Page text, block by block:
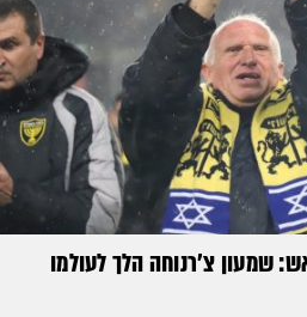
שמעון צ'רנוחה הלך לעולמו